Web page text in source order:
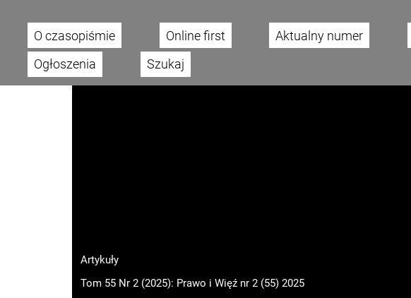
Main menu
O czasopiśmie Online first Aktualny numer
Ogłoszenia
Szukaj
Artykuły
Tom 55 Nr 2 (2025): Prawo i Więź nr 2 (55) 2025